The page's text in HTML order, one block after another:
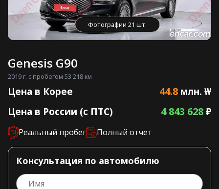
Фотографии 21 шт.
Genesis G90
2019 г. с пробегом 53 218 км
Цена в Корее 44.8 млн. ₩
Цена в России (с ПТС)
4 843 628₽
Реальный пробег Полный отчет
Консультация по автомобилю